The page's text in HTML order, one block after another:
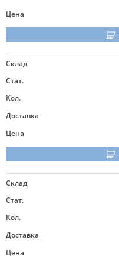
Цена
Склад
Стат.
Кол.
Доставка
Цена
Склад
Стат.
Кол.
Доставка
Цена